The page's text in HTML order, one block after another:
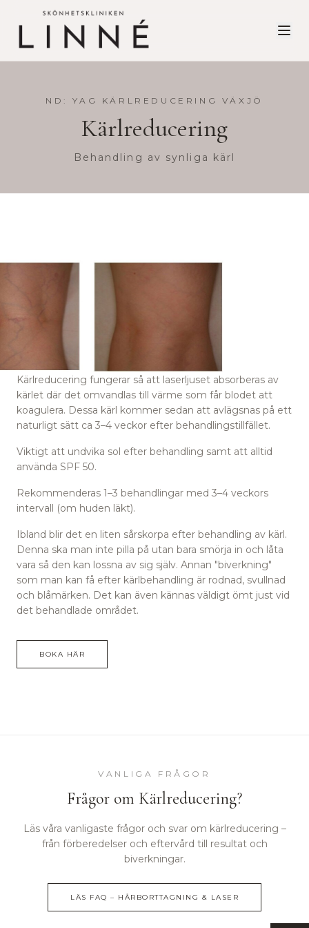
ND: YAG KÄRLREDUCERING VÄXJÖ
Kärlreducering
Behandling av synliga kärl
Kärlreducering fungerar så att laserljuset absorberas av
kärlet där det omvandlas till värme som får blodet att
koagulera. Dessa kärl kommer sedan att avlägsnas på ett
naturligt sätt ca 3–4 veckor efter behandlingstillfället.
Viktigt att undvika sol efter behandling samt att alltid
använda SPF 50.
Rekommenderas 1–3 behandlingar med 3–4 veckors
intervall (om huden läkt).
Ibland blir det en liten sårskorpa efter behandling av kärl.
Denna ska man inte pilla på utan bara smörja in och låta
vara så den kan lossna av sig själv. Annan "biverkning"
som man kan få efter kärlbehandling är rodnad, svullnad
och blåmärken. Det kan även kännas väldigt ömt just vid
det behandlade området.
BOKA HÄR
VANLIGA FRÅGOR
Frågor om Kärlreducering?
Läs våra vanligaste frågor och svar om kärlreducering –
från förberedelser och eftervård till resultat och
biverkningar.
LÄS FAQ – HÅRBORTTAGNING & LASER